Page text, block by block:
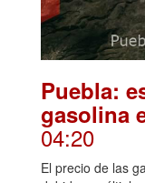
Puebla:
gasolina
04:20
El precio de las